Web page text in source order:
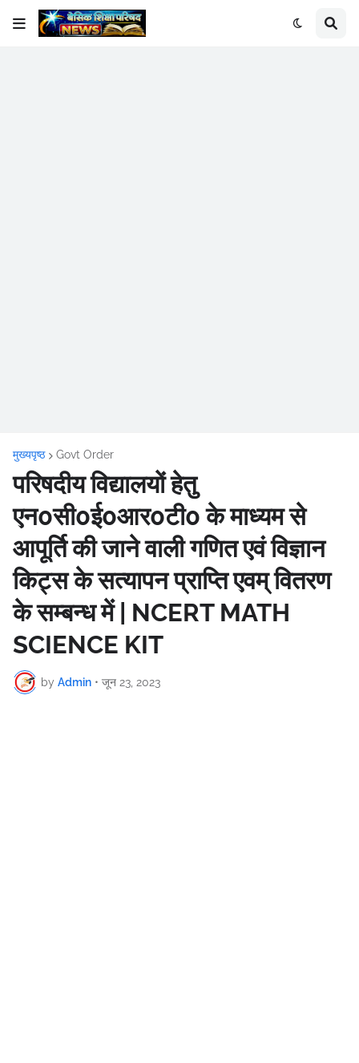
मुख्यपृष्ठ Govt Order
परिषदीय विद्यालयों हेतु
एन0सी0ई0आर0टी0 के माध्यम से
आपूर्ति की जाने वाली गणित एवं विज्ञान
किट्स के सत्यापन प्राप्ति एवम् वितरण
के सम्बन्ध में | NCERT MATH
SCIENCE KIT
by Admin • जून 23, 2023